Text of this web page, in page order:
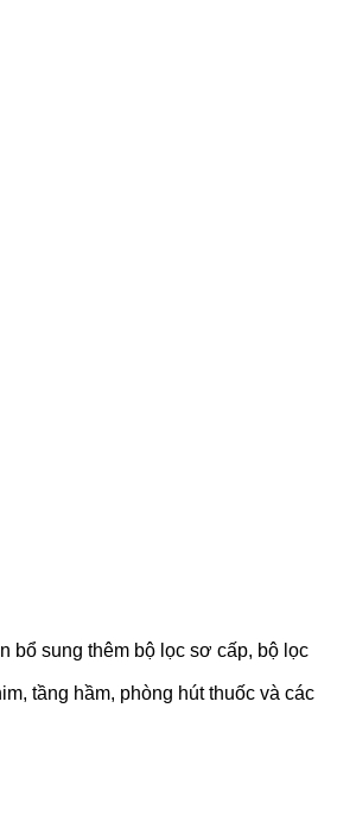
bổ sung thêm bộ lọc sơ cấp, bộ lọc
tầng hầm, phòng hút thuốc và các